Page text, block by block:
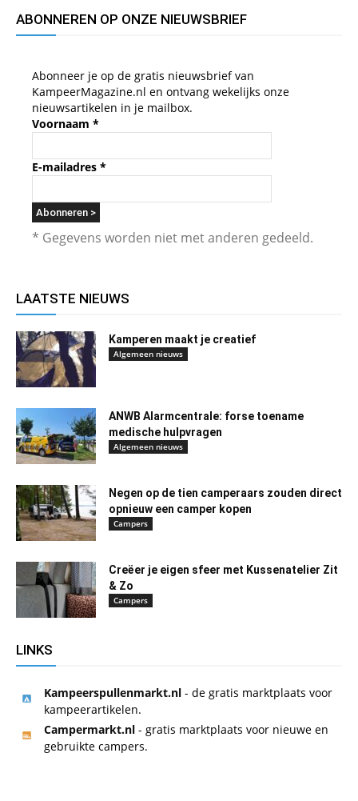
ABONNEREN OP ONZE NIEUWSBRIEF
Abonneer je op de gratis nieuwsbrief van
KampeerMagazine.nl en ontvang wekelijks onze
nieuwsartikelen in je mailbox.
Voornaam *
E-mailadres *
* Gegevens worden niet met anderen gedeeld.
LAATSTE NIEUWS
Kamperen maakt je creatief
Algemeen nieuws
ANWB Alarmcentrale: forse toename
medische hulpvragen
Algemeen nieuws
Negen op de tien camperaars zouden direct
opnieuw een camper kopen
Campers
Creëer je eigen sfeer met Kussenatelier Zit
& Zo
Campers
LINKS
Kampeerspullenmarkt.nl - de gratis marktplaats voor
kampeerartikelen.
Campermarkt.nl - gratis marktplaats voor nieuwe en
gebruikte campers.